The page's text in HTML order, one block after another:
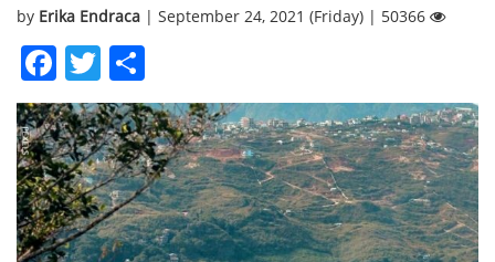
by Erika Endraca | September 24, 2021 (Friday) | 50366
Facebook
Twitter